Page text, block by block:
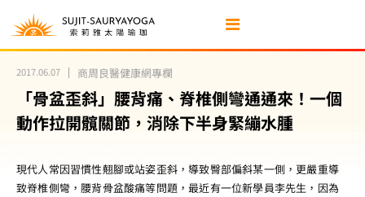
2017.06.07 商周良醫健康網專欄
「骨盆歪斜」腰背痛、脊椎側彎通通來！一個
動作拉開髖關節，消除下半身緊繃水腫
現代人常因習慣性翹腳或站姿歪斜，導致臀部偏斜某一側，更嚴重導
致脊椎側彎，腰背骨盆酸痛等問題，最近有一位新學員李先生，因為